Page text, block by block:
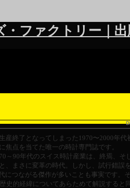
・ファクトリー｜
生産終了となってしまった1970〜2000年代
に焦点を当てた唯一の時計専門誌です。
70～90年代のスイス時計産業は、終焉、そ
と、まさに変革の時代。しかし、試行錯誤
につながる傑作が多いことも事実です。
史的経緯についてあらためて解説すると